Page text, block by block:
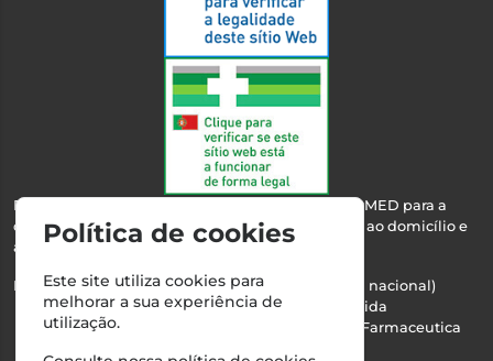
Esta farmácia encontra-se autorizada pelo INFARMED para a
dispensa de medicamentos e produtos de saúde ao domicílio e
através da internet.
Nº Infarmed: 21 798 7100 (chamada para rede fixa nacional)
Direção Técnica:Maria Teresa Almeida
NIPC:510103669 | Teresa Almeida - Sociedade Farmaceutica
Política de cookies
Este site utiliza cookies para
melhorar a sua experiência de
utilização.